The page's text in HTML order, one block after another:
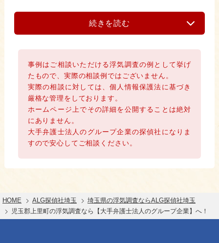
続きを読む
事例はご相談いただける浮気調査の例として挙げ
たもので、実際の相談例ではございません。
実際の相談に対しては、個人情報保護法に基づき
厳格な管理をしております。
ホームページ上でその詳細を公開することは絶対
にありません。
大手弁護士法人のグループ企業の探偵社になりま
すので安心してご相談ください。
HOME ALG探偵社埼玉
埼玉県の浮気調査ならALG探偵社埼玉
児玉郡上里町の浮気調査なら【大手弁護士法人のグループ企業】へ！